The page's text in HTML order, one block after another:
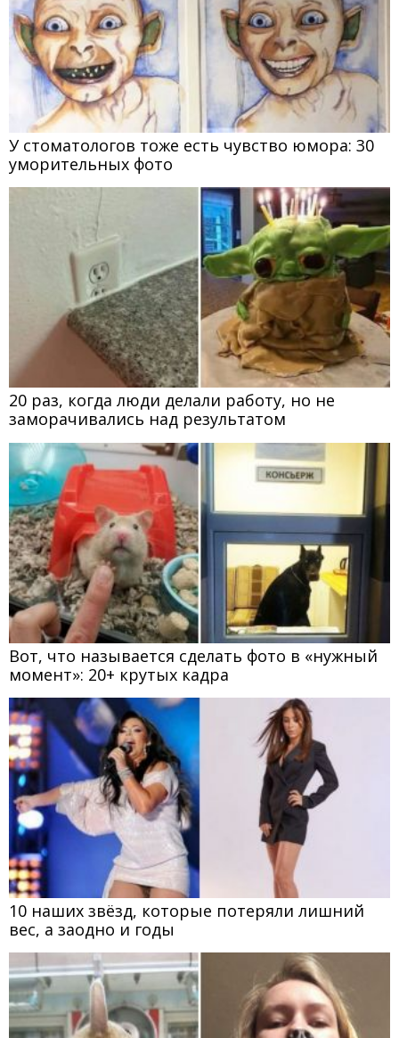
У стоматологов тоже есть чувство юмора: 30
уморительных фото
20 раз, когда люди делали работу, но не
заморачивались над результатом
Вот, что называется сделать фото в «нужный
момент»: 20+ крутых кадра
10 наших звёзд, которые потеряли лишний
вес, а заодно и годы